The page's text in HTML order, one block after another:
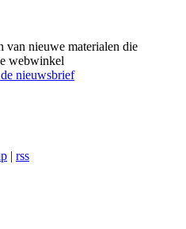
van nieuwe materialen die
webwinkel
nieuwsbrief
| rss